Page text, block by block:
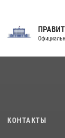
Праздник «Один
КОНТАКТЫ